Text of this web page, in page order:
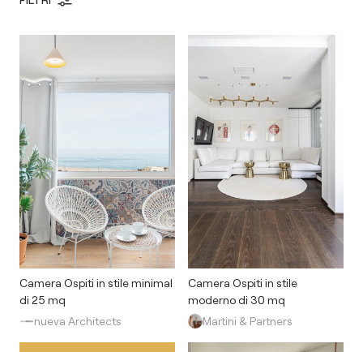
Camera Ospiti in stile minimal
di 25 mq
nueva Architects
Camera Ospiti in stile
moderno di 30 mq
Martini & Partners